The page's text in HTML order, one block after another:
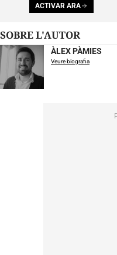
ACTIVAR ARA
SOBRE L'AUTOR
ÀLEX PÀMIES
Veure biografia